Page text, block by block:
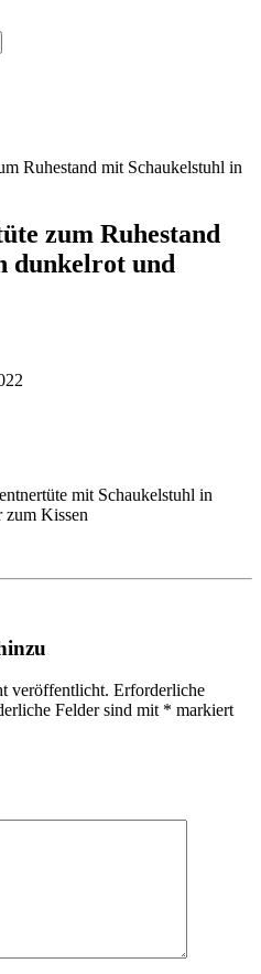
Ruhestand mit Schaukelstuhl in
zum Ruhestand
dunkelrot und
mit Schaukelstuhl in
zum Kissen
veröffentlicht. Erforderliche
Felder sind mit * markiert